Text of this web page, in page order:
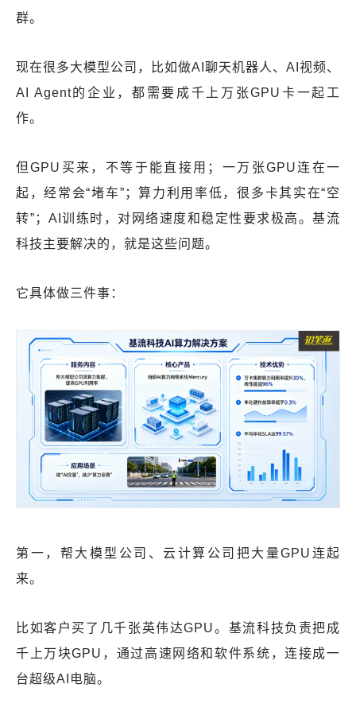
群。
现在很多大模型公司，比如做AI聊天机器人、AI视频、
AI Agent的企业，都需要成千上万张GPU卡一起工
作。
但GPU买来，不等于能直接用；一万张GPU连在一
起，经常会“堵车”；算力利用率低，很多卡其实在“空
转”；AI训练时，对网络速度和稳定性要求极高。基流
科技主要解决的，就是这些问题。
它具体做三件事：
第一，帮大模型公司、云计算公司把大量GPU连起
来。
比如客户买了几千张英伟达GPU。基流科技负责把成
千上万块GPU，通过高速网络和软件系统，连接成一
台超级AI电脑。